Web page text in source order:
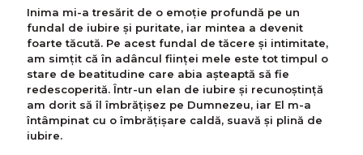
Inima mi-a tresărit de o emoţie profundă pe un
fundal de iubire şi puritate, iar mintea a devenit
foarte tăcută. Pe acest fundal de tăcere şi intimitate,
am simţit că în adâncul fiinţei mele este tot timpul o
stare de beatitudine care abia aşteaptă să fie
redescoperită. Într-un elan de iubire şi recunoştinţă
am dorit să îl îmbrăţişez pe Dumnezeu, iar El m-a
întâmpinat cu o îmbrăţişare caldă, suavă şi plină de
iubire.